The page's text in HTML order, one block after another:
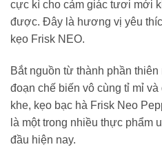
cực kì cho cảm giác tươi mới
được. Đây là hương vị yêu
kẹo Frisk NEO.
Bắt nguồn từ thành phần
đoạn chế biến vô cùng tỉ mỉ
khe, kẹo bạc hà Frisk Neo
là một trong nhiều thực phẩm
đầu hiện nay.